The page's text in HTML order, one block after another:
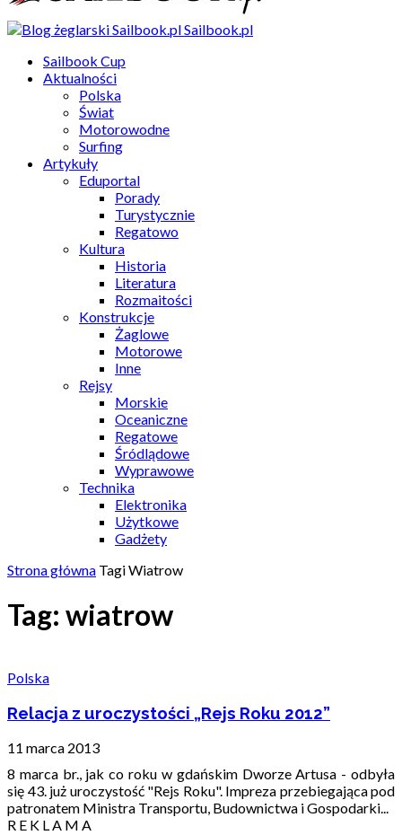
Sailbook.pl
Sailbook Cup
Aktualności
Polska
Świat
Motorowodne
Surfing
Artykuły
Eduportal
Porady
Turystycznie
Regatowo
Kultura
Historia
Literatura
Rozmaitości
Konstrukcje
Żaglowe
Motorowe
Inne
Rejsy
Morskie
Oceaniczne
Regatowe
Śródlądowe
Wyprawowe
Technika
Elektronika
Użytkowe
Gadżety
Strona główna TagiWiatrow
Tag: wiatrow
Polska
Relacja z uroczystości „Rejs Roku 2012”
11 marca 2013
8 marca br., jak co roku w gdańskim Dworze Artusa - odbyła
się 43. już uroczystość "Rejs Roku". Impreza przebiegająca pod
patronatem Ministra Transportu, Budownictwa i Gospodarki...
R E K L A M A